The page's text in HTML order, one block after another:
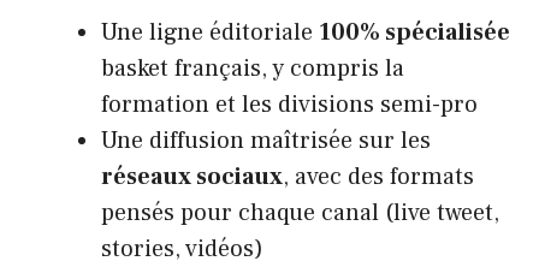
Une ligne éditoriale 100% spécialisée
basket français, y compris la
formation et les divisions semi-pro
Une diffusion maîtrisée sur les
réseaux sociaux, avec des formats
pensés pour chaque canal (live tweet,
stories, vidéos)